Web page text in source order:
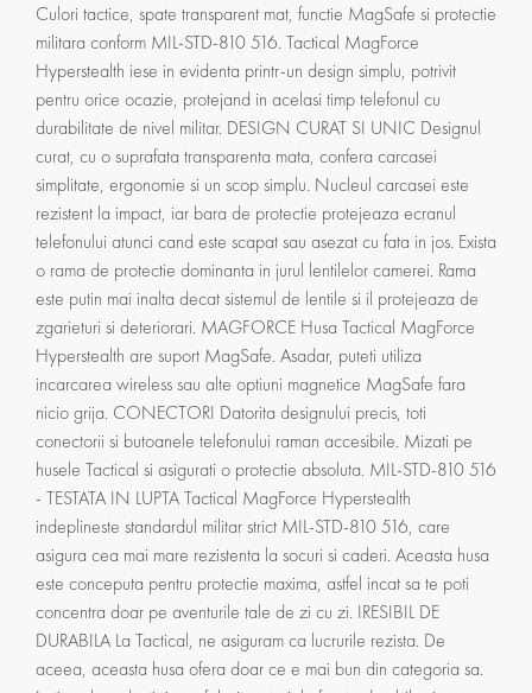
Culori tactice, spate transparent mat, functie MagSafe si protectie
militara conform MIL-STD-810 516. Tactical MagForce
Hyperstealth iese in evidenta printr-un design simplu, potrivit
pentru orice ocazie, protejand in acelasi timp telefonul cu
durabilitate de nivel militar. DESIGN CURAT SI UNIC Designul
curat, cu o suprafata transparenta mata, confera carcasei
simplitate, ergonomie si un scop simplu. Nucleul carcasei este
rezistent la impact, iar bara de protectie protejeaza ecranul
telefonului atunci cand este scapat sau asezat cu fata in jos. Exista
o rama de protectie dominanta in jurul lentilelor camerei. Rama
este putin mai inalta decat sistemul de lentile si il protejeaza de
zgarieturi si deteriorari. MAGFORCE Husa Tactical MagForce
Hyperstealth are suport MagSafe. Asadar, puteti utiliza
incarcarea wireless sau alte optiuni magnetice MagSafe fara
nicio grija. CONECTORI Datorita designului precis, toti
conectorii si butoanele telefonului raman accesibile. Mizati pe
husele Tactical si asigurati o protectie absoluta. MIL-STD-810 516
- TESTATA IN LUPTA Tactical MagForce Hyperstealth
indeplineste standardul militar strict MIL-STD-810 516, care
asigura cea mai mare rezistenta la socuri si caderi. Aceasta husa
este conceputa pentru protectie maxima, astfel incat sa te poti
concentra doar pe aventurile tale de zi cu zi. IRESIBIL DE
DURABILA La Tactical, ne asiguram ca lucrurile rezista. De
aceea, aceasta husa ofera doar ce e mai bun din categoria sa.